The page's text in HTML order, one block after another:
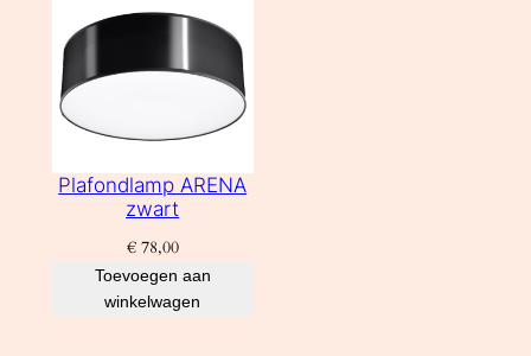
Plafondlamp ARENA
zwart
€78,00
Toevoegen aan
winkelwagen